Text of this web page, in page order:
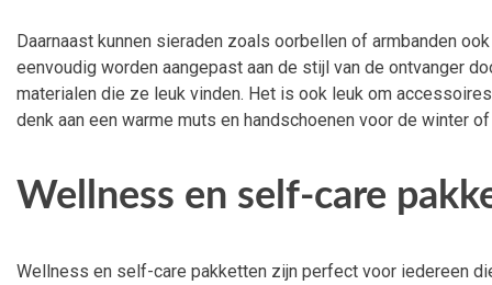
Daarnaast kunnen sieraden zoals oorbellen of armbanden
eenvoudig worden aangepast aan de stijl van de ontvanger
materialen die ze leuk vinden. Het is ook leuk om
denk aan een warme muts en handschoenen voor de winter
Wellness en self-care
Wellness en self-care pakketten zijn perfect voor iedereen